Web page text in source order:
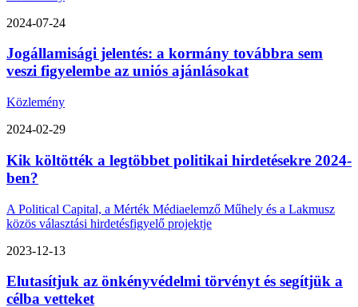
2024-07-24
Jogállamisági jelentés: a kormány továbbra sem
veszi figyelembe az uniós ajánlásokat
Közlemény
2024-02-29
Kik költötték a legtöbbet politikai hirdetésekre 2024-
ben?
A Political Capital, a Mérték Médiaelemző Műhely és a Lakmusz
közös választási hirdetésfigyelő projektje
2023-12-13
Elutasítjuk az önkényvédelmi törvényt és segítjük a
célba vetteket